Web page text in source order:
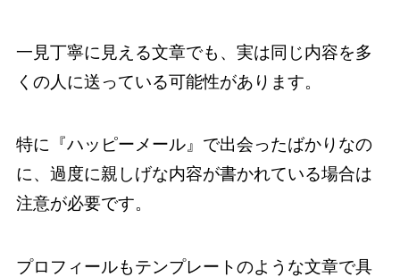
一見丁寧に見える文章でも、実は同じ内容を多
くの人に送っている可能性があります。
特に『ハッピーメール』で出会ったばかりなの
に、過度に親しげな内容が書かれている場合は
注意が必要です。
プロフィールもテンプレートのような文章で具